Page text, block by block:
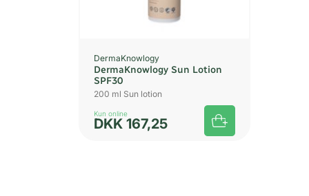
DermaKnowlogy
DermaKnowlogy Sun Lotion
SPF30
200 ml Sun lotion
Kun online
DKK 167,25